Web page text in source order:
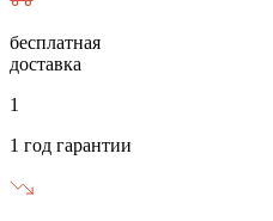
бесплатная
доставка
1
1 год гарантии